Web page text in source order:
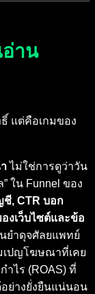
าน
แต่คือเกมของ
ไม่ใช่การดูว่าวัน
ใน Funnel ของ
, CTR บอก
เว็บไซต์และข้อ
ยำดุจศัลยแพทย์
ปญโฆษณาที่เคย
ไร (ROAS) ที่
ย่างยั่งยืนแน่นอน